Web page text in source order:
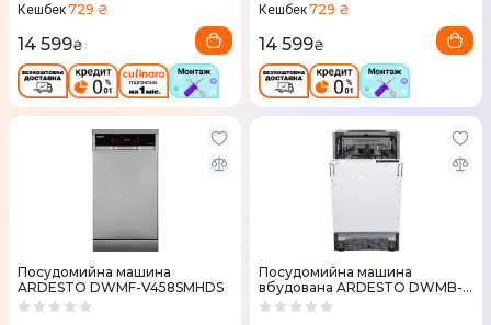
Кешбек729 ₴
14 599₴
Кешбек729 ₴
14 599₴
Посудомийна машина
ARDESTO DWMF-V458SMHDS
Посудомийна машина
вбудована ARDESTO DWMB-
V459SMH3